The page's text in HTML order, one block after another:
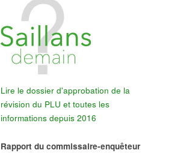
Lire le dossier d'approbation de la
révision du PLU et toutes les
informations depuis 2016
Rapport du commissaire-enquêteur